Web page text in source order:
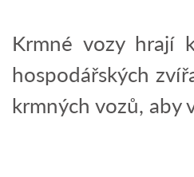
Krmné vozy hrají
hospodářských
krmných vozů, aby